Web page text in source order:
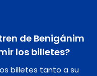
de Benigánim
los billetes?
billetes tanto a su